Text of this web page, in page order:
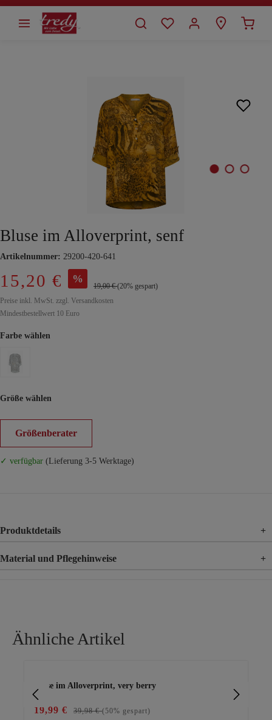
springen
Bluse im Alloverprint, senf
Artikelnummer: 29200-420-641
15,20 € %
19,00 €(20% gespart)
Preise inkl. MwSt. zzgl. Versandkosten
Mindestbestellwert 10 Euro
Farbe wählen
Größe wählen
Größenberater
✓ verfügbar (Lieferung 3-5 Werktage)
Produktdetails +
Material und Pflegehinweise +
Ähnliche Artikel
Bluse im Alloverprint, very berry
19,99 € 39,98 €(50% gespart)